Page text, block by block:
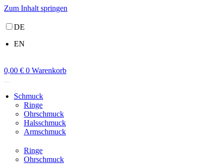
Zum Inhalt springen
DE
EN
0,00 € 0 Warenkorb
Schmuck
Ringe
Ohrschmuck
Halsschmuck
Armschmuck
Ringe
Ohrschmuck